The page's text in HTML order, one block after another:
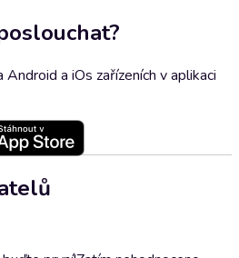
a iOs zařízeních v aplikaci